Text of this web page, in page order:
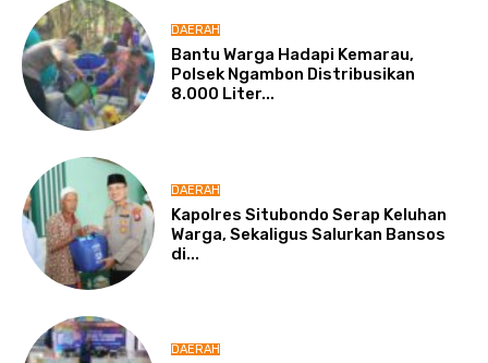
DAERAH
Bantu Warga Hadapi Kemarau,
Polsek Ngambon Distribusikan
8.000 Liter...
DAERAH
Kapolres Situbondo Serap Keluhan
Warga, Sekaligus Salurkan Bansos
di...
DAERAH